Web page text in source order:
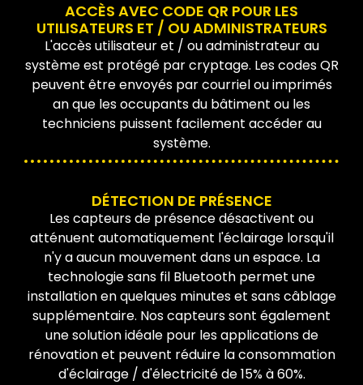
ACCÈS AVEC CODE QR POUR LES
UTILISATEURS ET / OU ADMINISTRATEURS
L'accès utilisateur et / ou administrateur au
système est protégé par cryptage. Les codes QR
peuvent être envoyés par courriel ou imprimés
an que les occupants du bâtiment ou les
techniciens puissent facilement accéder au
système.
DÉTECTION DE PRÉSENCE
Les capteurs de présence désactivent ou
atténuent automatiquement l'éclairage lorsqu'il
n'y a aucun mouvement dans un espace. La
technologie sans fil Bluetooth permet une
installation en quelques minutes et sans câblage
supplémentaire. Nos capteurs sont également
une solution idéale pour les applications de
rénovation et peuvent réduire la consommation
d'éclairage / d'électricité de 15% à 60%.